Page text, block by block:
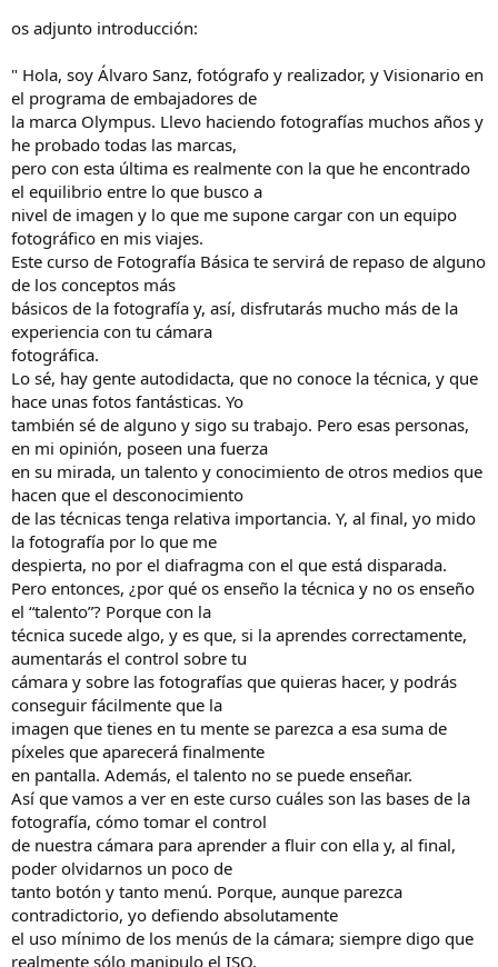
os adjunto introducción:
" Hola, soy Álvaro Sanz, fotógrafo y realizador, y Visionario en
el programa de embajadores de
la marca Olympus. Llevo haciendo fotografías muchos años y
he probado todas las marcas,
pero con esta última es realmente con la que he encontrado
el equilibrio entre lo que busco a
nivel de imagen y lo que me supone cargar con un equipo
fotográfico en mis viajes.
Este curso de Fotografía Básica te servirá de repaso de alguno
de los conceptos más
básicos de la fotografía y, así, disfrutarás mucho más de la
experiencia con tu cámara
fotográfica.
Lo sé, hay gente autodidacta, que no conoce la técnica, y que
hace unas fotos fantásticas. Yo
también sé de alguno y sigo su trabajo. Pero esas personas,
en mi opinión, poseen una fuerza
en su mirada, un talento y conocimiento de otros medios que
hacen que el desconocimiento
de las técnicas tenga relativa importancia. Y, al final, yo mido
la fotografía por lo que me
despierta, no por el diafragma con el que está disparada.
Pero entonces, ¿por qué os enseño la técnica y no os enseño
el “talento”? Porque con la
técnica sucede algo, y es que, si la aprendes correctamente,
aumentarás el control sobre tu
cámara y sobre las fotografías que quieras hacer, y podrás
conseguir fácilmente que la
imagen que tienes en tu mente se parezca a esa suma de
píxeles que aparecerá finalmente
en pantalla. Además, el talento no se puede enseñar.
Así que vamos a ver en este curso cuáles son las bases de la
fotografía, cómo tomar el control
de nuestra cámara para aprender a fluir con ella y, al final,
poder olvidarnos un poco de
tanto botón y tanto menú. Porque, aunque parezca
contradictorio, yo defiendo absolutamente
el uso mínimo de los menús de la cámara; siempre digo que
realmente sólo manipulo el ISO,